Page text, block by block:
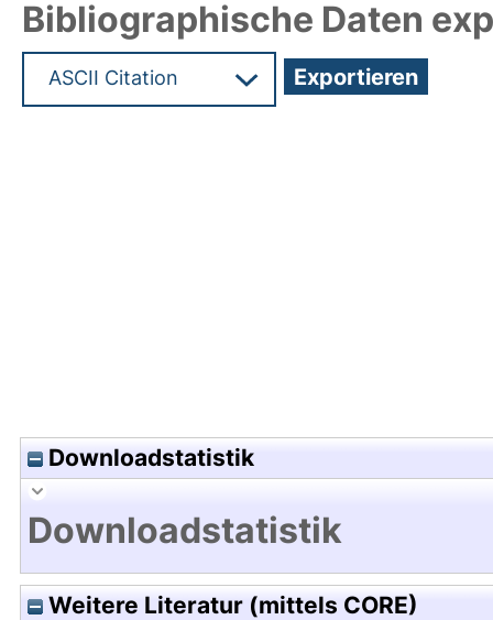
Bibliographische Daten
Downloadstatistik
Downloadstatistik
Weitere Literatur (mittels CORE)